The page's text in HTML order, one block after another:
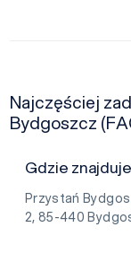
Najczęściej
Bydgoszcz
Gdzie
Przystań
2, 85-440